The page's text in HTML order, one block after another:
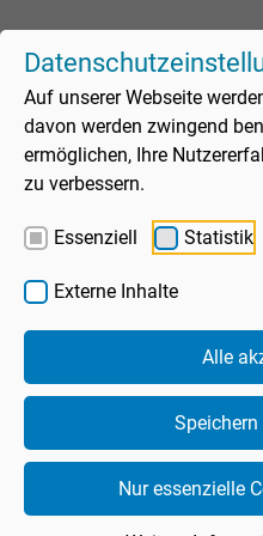
Auf unserer Webseite
davon werden zwingend
ermöglichen, Ihre
zu verbessern.
Essenziell Statistik
Externe Inhalte
Alle
Nur essenzielle
Schwimmbad
Sauna
Wellness
Freizeitangebote